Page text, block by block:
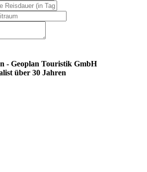
- Geoplan Touristik GmbH
über 30 Jahren